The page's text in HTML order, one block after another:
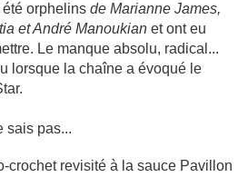
été orphelins de Marianne James,
et André Manoukian et ont eu
Le manque absolu, radical...
lorsque la chaîne a évoqué le
sais pas...
crochet revisité à la sauce Pavillon